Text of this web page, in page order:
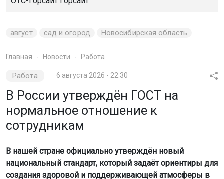
национальный стандарт, который задаёт ориентиры для
трудовых коллективах. Что изменится для сотрудников
и работодателей, читайте ниже.
фото сгенерировано нейросетью шедеврум